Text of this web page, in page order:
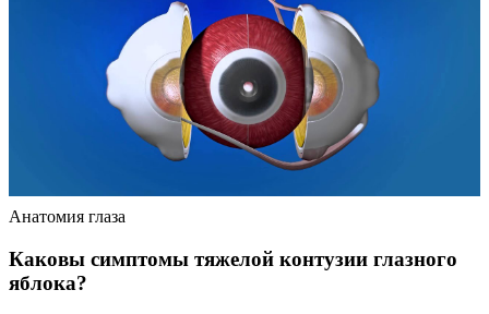
Анатомия глаза
Каковы симптомы тяжелой контузии глазного
яблока?